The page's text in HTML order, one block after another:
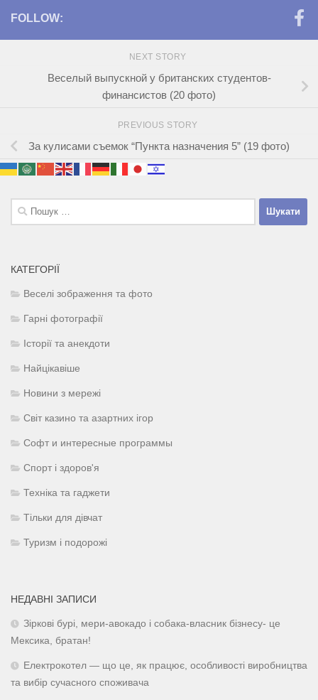
FOLLOW:
NEXT STORY
Веселый выпускной у британских студентов-
финансистов (20 фото)
PREVIOUS STORY
За кулисами съемок “Пункта назначения 5” (19 фото)
Пошук:
КАТЕГОРІЇ
Веселі зображення та фото
Гарні фотографії
Історії та анекдоти
Найцікавіше
Новини з мережі
Світ казино та азартних ігор
Софт и интересные программы
Спорт і здоров'я
Техніка та гаджети
Тільки для дівчат
Туризм і подорожі
НЕДАВНІ ЗАПИСИ
Зіркові бурі, мери-авокадо і собака-власник бізнесу- це
Мексика, братан!
Електрокотел — що це, як працює, особливості виробництва
та вибір сучасного споживача